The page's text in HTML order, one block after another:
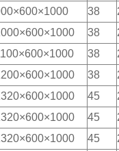
38
38
38
38
45
45
45